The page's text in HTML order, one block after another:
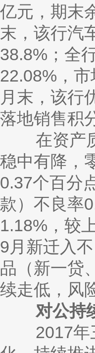
亿元，期末
末，该行汽
38.8%；全
22.08%，
月末，该行
落地销售积
在资产质
稳中有降，
0.37个百分
款）不良率
1.18%，较
9月新迁入
品（新一贷
续走低，风
对公持续
2017年三